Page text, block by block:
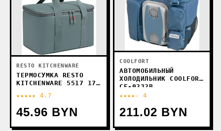
RESTO KITCHENWARE
ТЕРМОСУМКА RESTO
KITCHENWARE 5517 17Л
★★★★★ 4.7
45.96 BYN
COOLFORT
АВТОМОБИЛЬНЫЙ
ХОЛОДИЛЬНИК COOLFORT
CF-0232B
★★★★☆ 4
211.02 BYN